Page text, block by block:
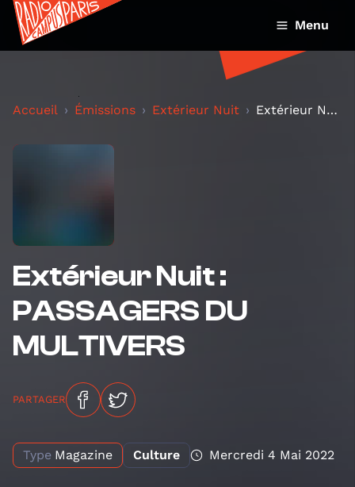
Menu
Accueil Émissions Extérieur Nuit Extérieur Nuit : PASSAGERS DU MULTIVERS
Extérieur Nuit :
PASSAGERS DU
MULTIVERS
PARTAGER
Type Magazine Culture Mercredi 4 Mai 2022